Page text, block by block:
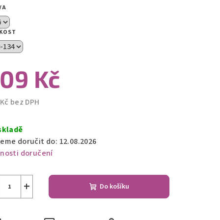
Kč
bez DPH
doručit do: 12.08.2026
doručení
+ Do košíku